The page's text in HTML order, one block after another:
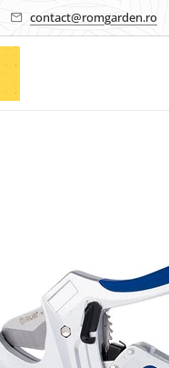
contact@romgarden.ro